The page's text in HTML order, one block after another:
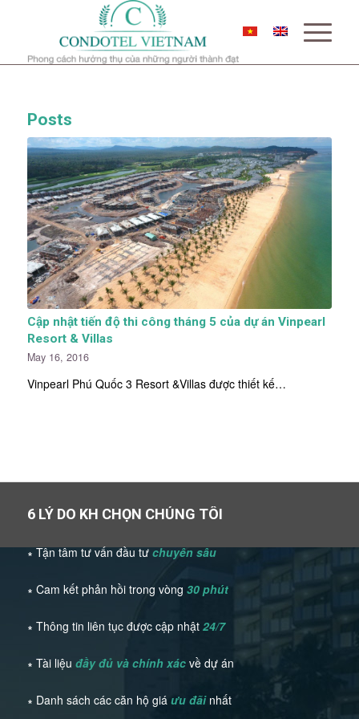
Posts
Cập nhật tiến độ thi công tháng 5 của dự án Vinpearl
Resort & Villas
May 16, 2016
Vinpearl Phú Quốc 3 Resort &Villas được thiết kế…
6 LÝ DO KH CHỌN CHÚNG TÔI
∗ Tận tâm tư vấn đầu tưchuyên sâu
∗ Cam kết phản hồi trong vòng 30 phút
∗ Thông tin liên tục được cập nhật 24/7
∗ Tài liệu đầy đủ và chính xácvề dự án
∗ Danh sách các căn hộ giá ưu đãinhất